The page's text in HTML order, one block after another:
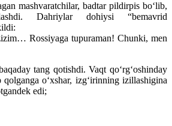
mashvaratchilar, badtar pildirpis bo‘lib,
Dahriylar dohiysi “bemavrid
Rossiyaga tupuraman! Chunki, men
tang qotishdi. Vaqt qo‘rg‘oshinday
qolganga o‘xshar, izg‘irinning izillashigina
edi;